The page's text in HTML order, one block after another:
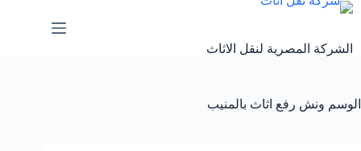
التجاوز
الشركة المصرية لنقل الاثاث
الوسم ونش رفع اثاث بالمنيب